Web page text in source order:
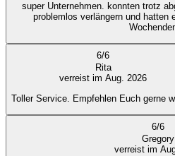
super Unternehmen. konnten trotz
problemlos verlängern und hatten
6/6
Rita
verreist im Aug. 2026
Toller Service. Empfehlen Euch gerne
6/6
Gregory
verreist im